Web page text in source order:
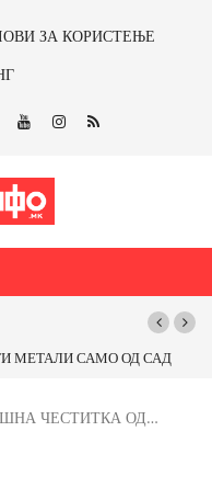
ЗА КОРИСТЕЊЕ
на улицата „5-ти Ноември“ во
ЧЕСТИТКА ОД…